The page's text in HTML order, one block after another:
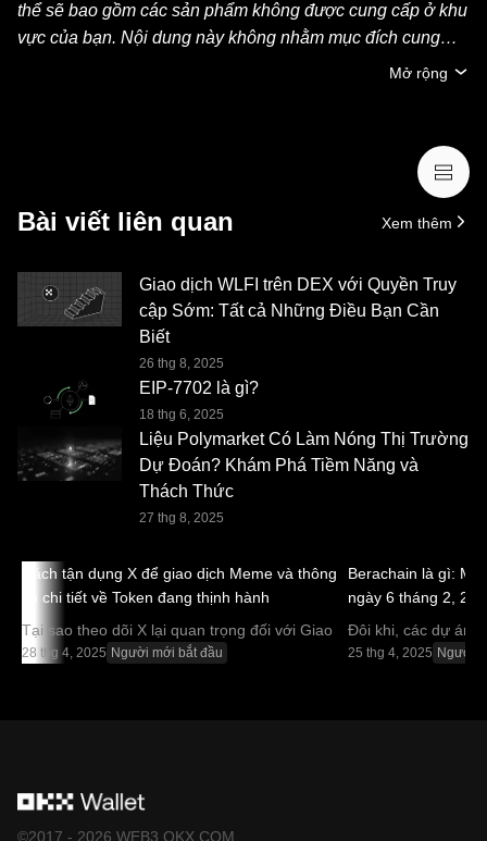
thể sẽ bao gồm các sản phẩm không được cung cấp ở khu
vực của bạn. Nội dung này không nhằm mục đích cung
cấp (i) lời khuyên đầu tư hoặc khuyến nghị đầu tư, (ii) lời
pháp lý hoặc thuế. Việc nắm giữ crypto/tài sản kỹ thuật số,
bao gồm stablecoin và NFT, có mức độ rủi ro cao và có thể
biến động mạnh. Bạn nên cân nhắc cẩn thận xem việc
giao dịch hoặc nắm giữ crypto/tài sản kỹ thuật số có phù
tham khảo ý kiến chuyên gia pháp lý/thuế/đầu tư nếu có
thắc mắc về hoàn cảnh cụ thể của bạn. Thông tin (bao
gồm dữ liệu thị trường và thông tin thống kê, nếu có) xuất
hiện trong bài đăng này chỉ nhằm mục đích cung cấp
thông tin chung. Một số nội dung có thể được các công cụ
trí tuệ nhân tạo (AI) tạo ra hoặc hỗ trợ. Mặc dù đã hết sức
cẩn trọng trong quá trình chuẩn bị dữ liệu và biểu đồ này,
chúng tôi không chịu trách nhiệm/trách nhiệm pháp lý đối
với các sai sót hoặc thiếu sót được trình bày ở đây. Ví
Web3 OKX và các dịch vụ phụ trợ đi kèm không phải do
khoản dịch vụ của Hệ sinh thái OKX Web3.
Mở rộng
Bài viết liên quan Xem thêm
Giao dịch WLFI trên DEX với Quyền Truy
cập Sớm: Tất cả Những Điều Bạn Cần
Biết
26 thg 8, 2025
EIP-7702 là gì?
18 thg 6, 2025
Liệu Polymarket Có Làm Nóng Thị Trường
Dự Đoán? Khám Phá Tiềm Năng và
Thách Thức
27 thg 8, 2025
Cách tận dụng X để giao dịch Meme và thông
tin chi tiết về Token đang thịnh hành
Tại sao theo dõi X lại quan trọng đối với Giao
dịch Meme Trong thế giới tiền mã hóa giao
28 thg 4, 2025 Người mới bắt đầu
Berachain là gì:
ngày 6 tháng 2,
Đôi khi, các dự án
giống meme có thể
25 thg 4, 2025 Người
©2017 - 2026 WEB3.OKX.COM